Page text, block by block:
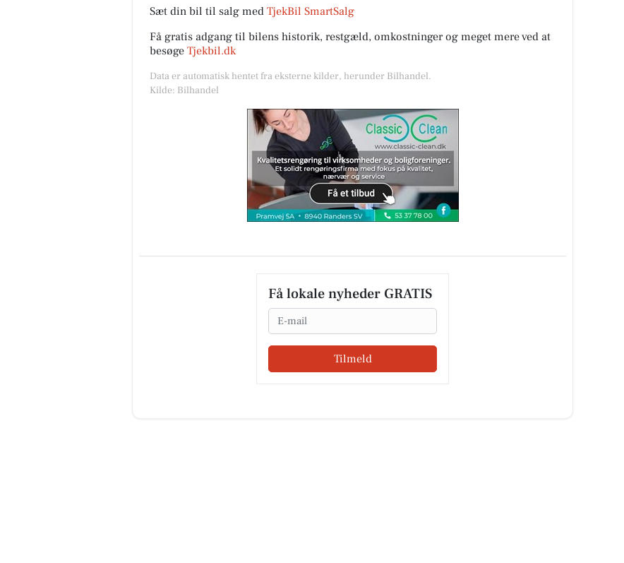
Sæt din bil til salg med TjekBil SmartSalg
Få gratis adgang til bilens historik, restgæld, omkostninger og meget mere ved at
besøge Tjekbil.dk
Data er automatisk hentet fra eksterne kilder, herunder Bilhandel.
Kilde: Bilhandel
Få lokale nyheder GRATIS
Email
Tilmeld